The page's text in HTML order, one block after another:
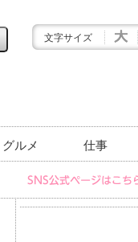
文字サイズ
グルメ 仕事